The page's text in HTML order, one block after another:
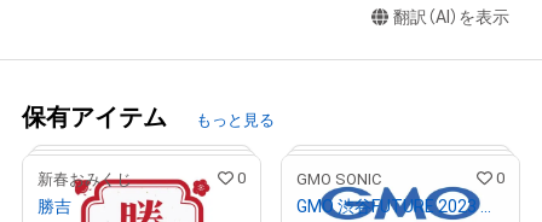
翻訳（AI）を表示
保有アイテム もっと見る
新春おみくじ 0
勝吉
GMO SONIC 0
GMO 渋谷FUTURE 2023 開催記念NFT